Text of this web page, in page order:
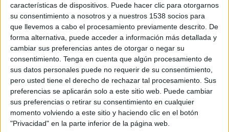
características de dispositivos. Puede hacer clic para otorgarnos
su consentimiento a nosotros y a nuestros 1538 socios para
que llevemos a cabo el procesamiento previamente descrito. De
forma alternativa, puede acceder a información más detallada y
cambiar sus preferencias antes de otorgar o negar su
consentimiento. Tenga en cuenta que algún procesamiento de
sus datos personales puede no requerir de su consentimiento,
pero usted tiene el derecho de rechazar tal procesamiento. Sus
preferencias se aplicarán solo a este sitio web. Puede cambiar
sus preferencias o retirar su consentimiento en cualquier
momento volviendo a este sitio y haciendo clic en el botón
"Privacidad" en la parte inferior de la página web.
22 DE ENERO DE 2007
La venta de Marketing Director a Antevenio
supuso la incorporación de su fundador Leo
Farache a la estructura de este grupo de
empresas especializado en publicidad, mailing y
respuesta directa a través de medios digitales.
Posteriormente Joshua Novick, consejero
delegado y fundador de Antevenio, ha decidido
incorporarlo a su comité de dirección integrado
además por Pablo Pérez y Fernando Gárate.